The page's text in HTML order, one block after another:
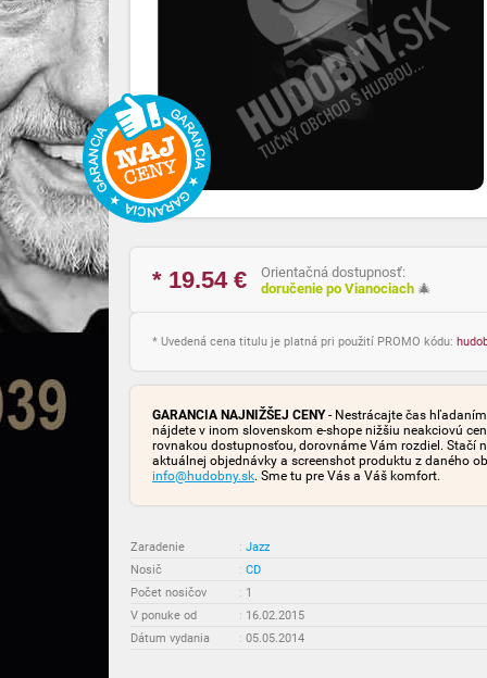
* 19.54€
Orientačná dostupnosť:
doručenie po Vianociach 🎄
* Uvedená cena titulu je platná pri použití PROMO kódu:
GARANCIA NAJNIŽŠEJ CENY- Nestrácajte čas
nájdete v inom slovenskom e-shope nižšiu neakciovú
rovnakou dostupnosťou, dorovnáme Vám rozdiel. Stačí
aktuálnej objednávky a screenshot produktu z daného
info@hudobny.sk. Sme tu pre Vás a Váš komfort.
Zaradenie : Jazz
Nosič
: CD
Počet nosičov
: 1
V ponuke od
: 16.02.2015
Dátum vydania
: 05.05.2014